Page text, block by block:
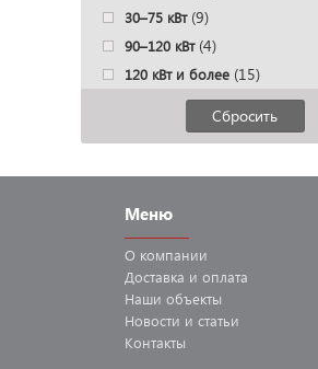
30–75 кВт (9)
90–120 кВт (4)
120 кВт и более (15)
Сбросить
Меню
О компании
Доставка и оплата
Наши объекты
Новости и статьи
Контакты